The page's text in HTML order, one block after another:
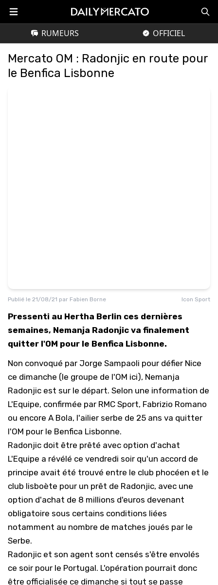
RUMEURS OFFICIEL
Mercato OM : Radonjic en route pour
le Benfica Lisbonne
Publié le 21/08/21 par Fabien Borne Icon Sport
Pressenti au Hertha Berlin ces dernières
semaines, Nemanja Radonjic va finalement
quitter l'OM pour le Benfica Lisbonne.
Non convoqué par Jorge Sampaoli pour défier Nice
ce dimanche (le groupe de l'OM ici), Nemanja
Radonjic est sur le départ. Selon une information de
L'Equipe, confirmée par RMC Sport, Fabrizio Romano
ou encore A Bola, l'ailier serbe de 25 ans va quitter
l'OM pour le Benfica Lisbonne.
Radonjic doit être prêté avec option d'achat
L'Equipe a révélé ce vendredi soir qu'un accord de
principe avait été trouvé entre le club phocéen et le
club lisboète pour un prêt de Radonjic, avec une
option d'achat de 8 millions d'euros devenant
obligatoire sous certains conditions liées
notamment au nombre de matches joués par le
Serbe.
Radonjic et son agent sont censés s'être envolés
ce soir pour le Portugal. L'opération pourrait donc
être officialisée ce dimanche si tout se passe